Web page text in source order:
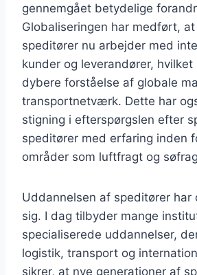
gennemgået betydelige
Globaliseringen har medført,
speditører nu arbejder med
kunder og leverandører,
dybere forståelse af globale
transportnetværk. Dette har
stigning i efterspørgslen efter
speditører med erfaring inden
områder som luftfragt og
Uddannelsen af speditører har
sig. I dag tilbyder mange
specialiserede uddannelser,
logistik, transport og
sikrer, at nye generationer af